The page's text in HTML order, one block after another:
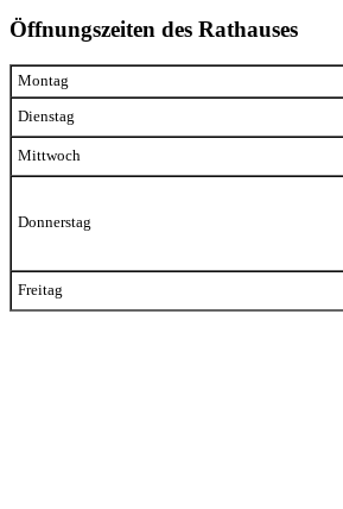
Öffnungszeiten des Rathauses
Montag
Dienstag
Mittwoch
Donnerstag
Freitag